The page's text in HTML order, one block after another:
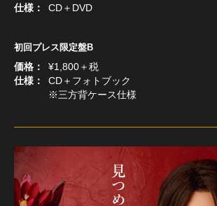
仕様
CD＋DVD
初回プレス限定盤B
価格
¥1,800＋税
仕様
CD＋フォトブック
※三方背ケース仕様